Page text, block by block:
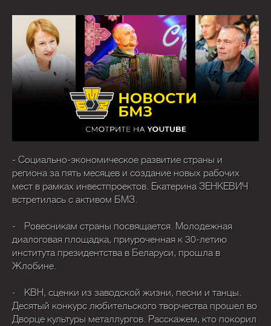
- Социально-экономическое развитие страны и
региона за пять месяцев и создание новых рабочих
мест в рамках инвестпроектов. Екатерина ЗЕНКЕВИЧ
встретилась с активом БМЗ.
-
Ровесникам страны посвящается. Молодежная
диалоговая площадка, приуроченная к 30-летию
института президентства в Беларуси, прошла в
Жлобине.
-
КВН, сценки из заводской жизни, песни и танцы.
Десятый конкурс любительского творчества прошел во
Дворце культуры металлургов. Расскажем, кто покорил